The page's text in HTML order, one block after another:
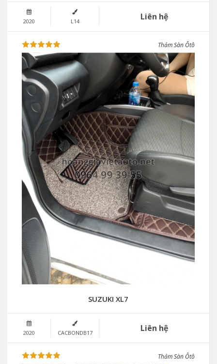
2020 L14 Liên hệ
Thảm Sàn Ôtô
SUZUKI XL7
2020 CACBONDB17 Liên hệ
Thảm Sàn Ôtô